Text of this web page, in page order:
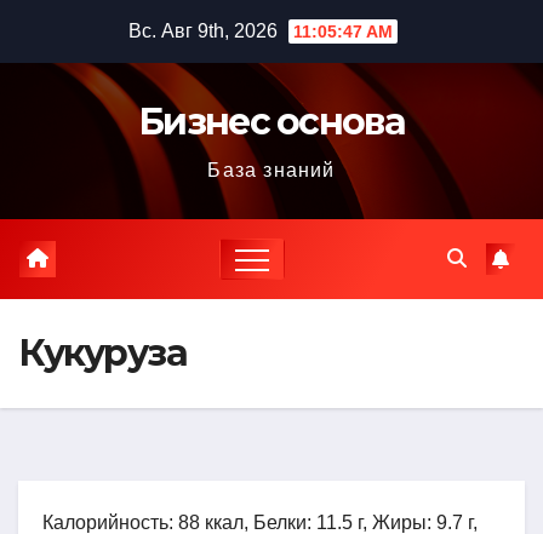
содержимому
Вс. Авг 9th, 2026 11:05:48 AM
Бизнес основа
База знаний
Кукуруза
Калорийность: 88 ккал, Белки: 11.5 г, Жиры: 9.7 г,